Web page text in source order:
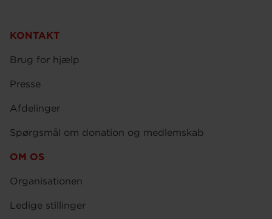
KONTAKT
Brug for hjælp
Presse
Afdelinger
Spørgsmål om donation og medlemskab
OM OS
Organisationen
Ledige stillinger